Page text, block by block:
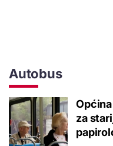
Autobus
za